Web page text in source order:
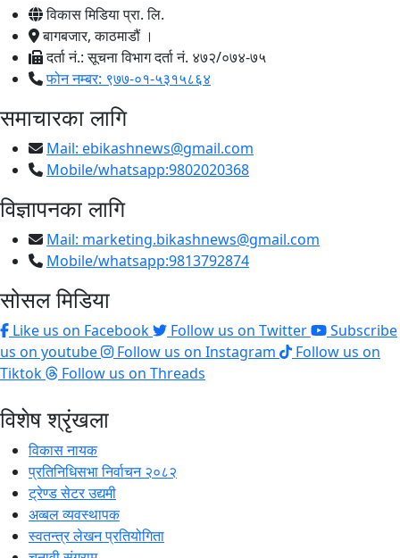
विकास मिडिया प्रा. लि.
बागबजार, काठमाडौं ।
दर्ता नं.: सूचना विभाग दर्ता नं. ४७२/०७४-७५
फोन नम्बर: ९७७-०१-५३१५८६४
समाचारका लागि
Mail: ebikashnews@gmail.com
Mobile/whatsapp:9802020368
विज्ञापनका लागि
Mail: marketing.bikashnews@gmail.com
Mobile/whatsapp:9813792874
सोसल मिडिया
Like us on Facebook Follow us on Twitter
Subscribe
us on youtube
Follow us on Instagram
Follow us on
Tiktok
Follow us on Threads
विशेष श्रृंखला
विकास नायक
प्रतिनिधिसभा निर्वाचन २०८२
ट्रेण्ड सेटर उद्यमी
अव्बल व्यवस्थापक
स्वतन्त्र लेखन प्रतियोगिता